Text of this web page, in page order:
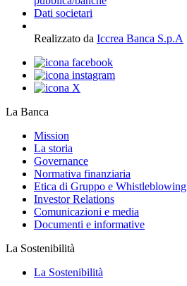
Dati societari
Realizzato da Iccrea Banca S.p.A
La Banca
Mission
La storia
Governance
Normativa finanziaria
Etica di Gruppo e Whistleblowing
Investor Relations
Comunicazioni e media
Documenti e informative
La Sostenibilità
La Sostenibilità